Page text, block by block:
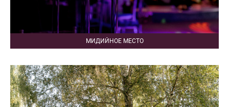
МИДИЙНОЕ МЕСТО